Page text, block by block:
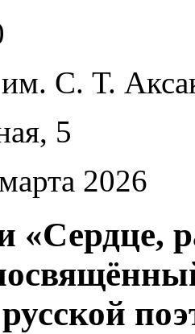
С. Т.
5
2026
«Сердце,